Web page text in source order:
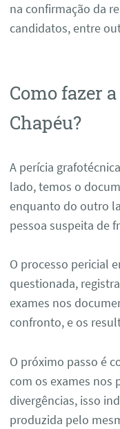
na confirmação da
candidatos, entre
Como fazer
Chapéu?
A perícia
lado, temos o
enquanto do outro
pessoa suspeita de
O processo pericial
questionada,
exames nos
confronto, e os
O próximo passo é
com os exames nos
divergências, isso
produzida pelo